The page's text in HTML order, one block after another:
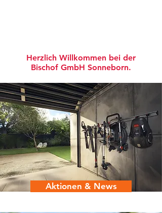
Herzlich Willkommen bei der
Bischof GmbH Sonneborn.
Aktionen & News